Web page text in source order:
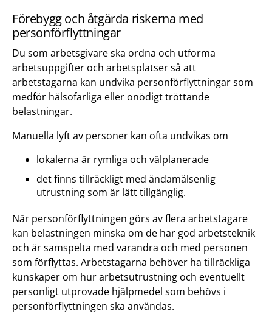
Förebygg och åtgärda riskerna med
personförflyttningar
Du som arbetsgivare ska ordna och utforma
arbetsuppgifter och arbetsplatser så att
arbetstagarna kan undvika personförflyttningar som
medför hälsofarliga eller onödigt tröttande
belastningar.
Manuella lyft av personer kan ofta undvikas om
lokalerna är rymliga och välplanerade
det finns tillräckligt med ändamålsenlig
utrustning som är lätt tillgänglig.
När personförflyttningen görs av flera arbetstagare
kan belastningen minska om de har god arbetsteknik
och är samspelta med varandra och med personen
som förflyttas. Arbetstagarna behöver ha tillräckliga
kunskaper om hur arbetsutrustning och eventuellt
personligt utprovade hjälpmedel som behövs i
personförflyttningen ska användas.